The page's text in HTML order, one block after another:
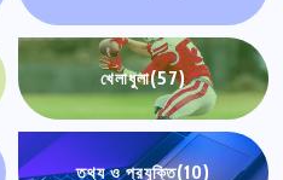
খেলাধুলা(57)
তথ্য ও প্রযুক্তি(10)